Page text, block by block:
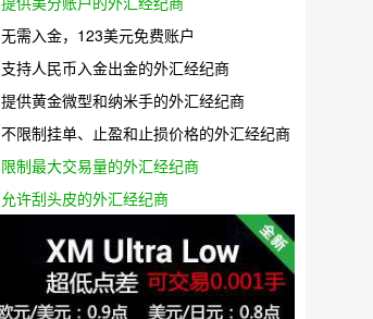
无需入金，123美元免费账户
支持人民币入金出金的外汇经纪商
提供黄金微型和纳米手的外汇经纪商
不限制挂单、止盈和止损价格的外汇经纪商
限制最大交易量的外汇经纪商
允许刮头皮的外汇经纪商